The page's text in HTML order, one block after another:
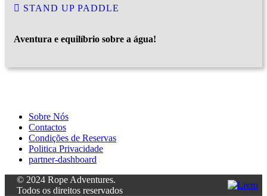
STAND UP PADDLE
Aventura e equilíbrio sobre a água!
Sobre Nós
Contactos
Condições de Reservas
Politica Privacidade
partner-dashboard
© 2024 Rope Adventures.
Todos os direitos reservados